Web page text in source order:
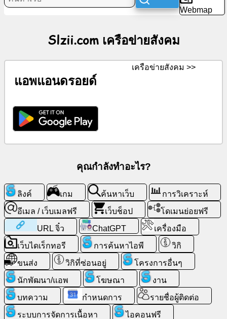
ติดต่อ
ค้นหา
เมล
ฟรี
การ
วิเคราะห์
เว็บ
ช็อป
นัก
พัฒนา/
แอพ
Webmap
Slzii.com เครือข่ายสังคม
แอพแอนดรอยด์
เครือข่ายสังคม >>
คุณกำลังทำอะไร?
ลิงค์ เกม ค้นหาเว็บ
การวิเคราะห์
อีเมล / เว็บเมลฟรี
เว็บช็อป
โดเมนย่อยฟรี
URL จิ๋ว
ChatGPT
เครื่องมือ
เว็บไดเร็กทอรี
การค้นหาไอพี
วิกิ
ขนส่ง
วิกิที่ซ่อนอยู่
โครงการอื่นๆ
นักพัฒนา/แอพ
โฆษณา
งาน
บทความ
กำหนดการ
รายชื่อผู้ติดต่อ
ระบบการจัดการเนื้อหา
ไอคอนฟรี